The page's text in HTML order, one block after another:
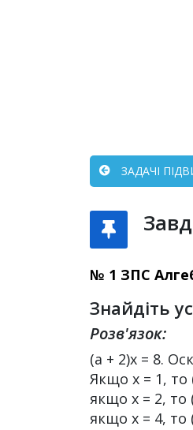
ЗАДАЧІ
№ 1 ЗПС
Знайдіть
Розв'язок:
(а + 2)х = 8.
Якщо х = 1, то
якщо х = 2, то
якщо х = 4, то